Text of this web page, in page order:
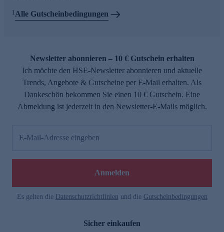
1 Alle Gutscheinbedingungen
Newsletter abonnieren – 10 € Gutschein erhalten
Ich möchte den HSE-Newsletter abonnieren und aktuelle
Trends, Angebote & Gutscheine per E-Mail erhalten. Als
Dankeschön bekommen Sie einen 10 € Gutschein. Eine
Abmeldung ist jederzeit in den Newsletter-E-Mails möglich.
E-Mail-Adresse eingeben
Anmelden
Es gelten die Datenschutzrichtlinien und die Gutscheinbedingungen
Sicher einkaufen